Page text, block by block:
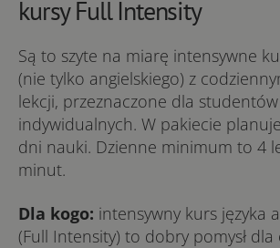
kursy Full In­te­­n­si­­­ty
Są to szyte na miarę intensywne
(nie tylko angielskiego) z
lek­cji, prze­zna­czo­ne dla studentów
indywidualnych. W pakiecie
dni nauki. Dzienne minimum to 4
minut.
Dla ko­­go: intensywny kurs języka
(Full In­ten­si­ty) to dobry pomysł